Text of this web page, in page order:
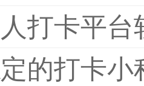
打卡平台
的打卡小